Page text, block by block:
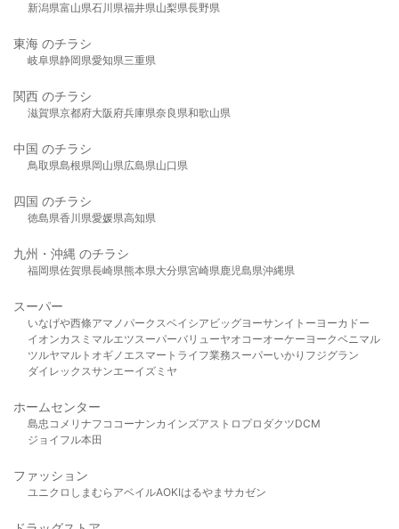
新潟県富山県石川県福井県山梨県長野県
東海 のチラシ
岐阜県静岡県愛知県三重県
関西 のチラシ
滋賀県京都府大阪府兵庫県奈良県和歌山県
中国 のチラシ
鳥取県島根県岡山県広島県山口県
四国 のチラシ
徳島県香川県愛媛県高知県
九州・沖縄 のチラシ
福岡県佐賀県長崎県熊本県大分県宮崎県鹿児島県沖縄県
スーパー
いなげや西條アマノパークスベイシア ビッグヨーサンイトーヨーカドー
イオンカスミ マルエツスーパーバリューヤオコーオーケー ヨークベニマル
ツルヤマルト オギノ エスマート ライフ業務スーパーいかり フジグラン
ダイレックスサンエーイズミヤ
ホームセンター
島忠 コメリ ナフコ コーナンカインズアストロプロダクツDCM
ジョイフル本田
ファッション
ユニクロ しまむら アベイルAOKIはるやま サカゼン